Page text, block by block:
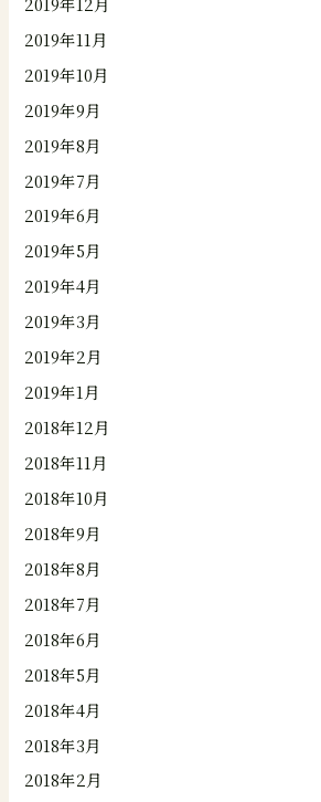
2019年11月
2019年10月
2019年9月
2019年8月
2019年7月
2019年6月
2019年5月
2019年4月
2019年3月
2019年2月
2019年1月
2018年12月
2018年11月
2018年10月
2018年9月
2018年8月
2018年7月
2018年6月
2018年5月
2018年4月
2018年3月
2018年2月